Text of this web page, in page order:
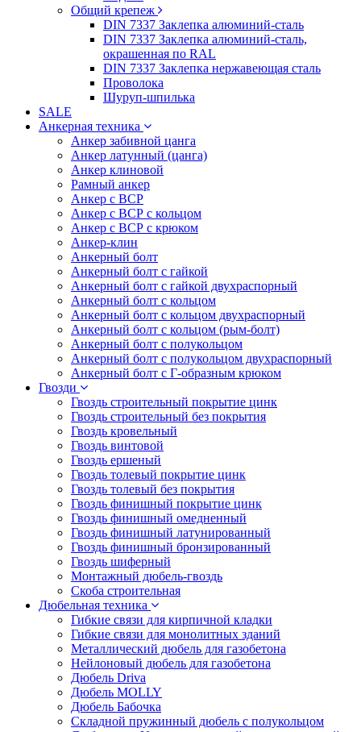
Общий крепеж
DIN 7337 Заклепка алюминий-сталь
DIN 7337 Заклепка алюминий-сталь,
окрашенная по RAL
DIN 7337 Заклепка нержавеющая сталь
Проволока
Шуруп-шпилька
SALE
Анкерная техника
Анкер забивной цанга
Анкер латунный (цанга)
Анкер клиновой
Рамный анкер
Анкер с ВСР
Анкер с ВСР с кольцом
Анкер с ВСР с крюком
Анкер-клин
Анкерный болт
Анкерный болт с гайкой
Анкерный болт с гайкой двухраспорный
Анкерный болт с кольцом
Анкерный болт с кольцом двухраспорный
Анкерный болт с кольцом (рым-болт)
Анкерный болт с полукольцом
Анкерный болт с полукольцом двухраспорный
Анкерный болт с Г-образным крюком
Гвозди
Гвоздь строительный покрытие цинк
Гвоздь строительный без покрытия
Гвоздь кровельный
Гвоздь винтовой
Гвоздь ершеный
Гвоздь толевый покрытие цинк
Гвоздь толевый без покрытия
Гвоздь финишный покрытие цинк
Гвоздь финишный омедненный
Гвоздь финишный латунированный
Гвоздь финишный бронзированный
Гвоздь шиферный
Монтажный дюбель-гвоздь
Скоба строительная
Дюбельная техника
Гибкие связи для кирпичной кладки
Гибкие связи для монолитных зданий
Металлический дюбель для газобетона
Нейлоновый дюбель для газобетона
Дюбель Driva
Дюбель MOLLY
Дюбель Бабочка
Складной пружинный дюбель с полукольцом